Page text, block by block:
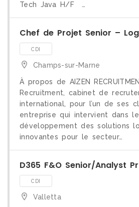
CDI
Tech Java H/F …
Chef de Projet Senior –
Champs-sur-Marne
À propos de AIZEN
Recruitment, cabinet de
international, pour l’un de ses
entreprise qui intervient dans le
développement des solutions
innovantes pour le secteur…
D365 F&O Senior/Analyst
Valletta